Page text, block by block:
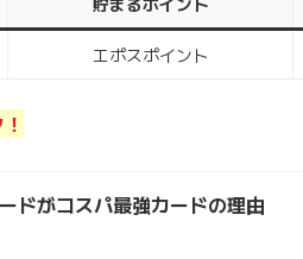
エポスポイント
ドがコスパ最強カードの理由